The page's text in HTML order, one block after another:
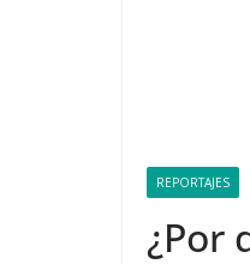
REPORTAJES
¿Por